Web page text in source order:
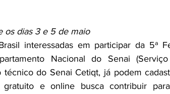
os dias 3 e 5 de maio
interessadas em participar da 5ª
Nacional do Senai
técnico do Senai Cetiqt, já podem
gratuito e online busca contribuir